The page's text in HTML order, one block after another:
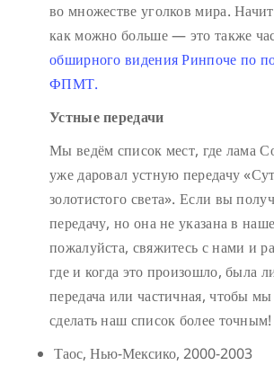
во множестве уголков мира.
как можно больше — это также
обширного видения Ринпоче по
ФПМТ.
Устные передачи
Мы ведём список мест, где лама
уже даровал устную передачу
золотистого света». Если вы
передачу, но она не указана в
пожалуйста, свяжитесь с нами и
где и когда это произошло, была
передача или частичная, чтобы
сделать наш список более точным!
Таос, Нью-Мексико, 2000-2003